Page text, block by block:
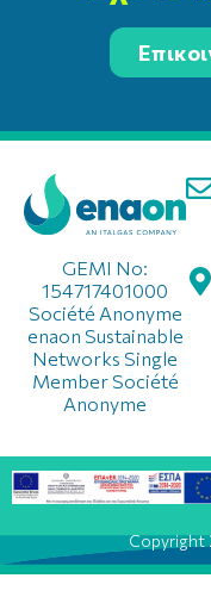
GEMI No:
154717401000
Société Anonyme
enaon Sustainable
Networks Single
Member Société
Anonyme
Copyright